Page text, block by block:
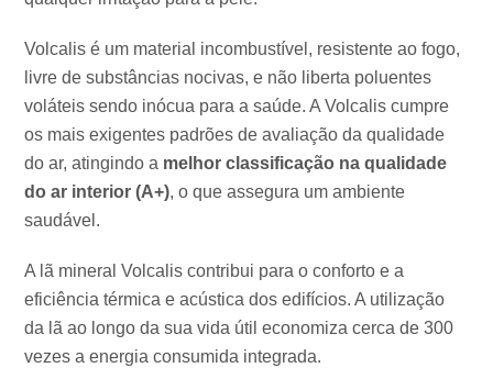
Volcalis é um material incombustível, resistente ao fogo,
livre de substâncias nocivas, e não liberta poluentes
voláteis sendo inócua para a saúde. A Volcalis cumpre
os mais exigentes padrões de avaliação da qualidade
do ar, atingindo a melhor classificação na qualidade
do ar interior (A+), o que assegura um ambiente
saudável.
A lã mineral Volcalis contribui para o conforto e a
eficiência térmica e acústica dos edifícios. A utilização
da lã ao longo da sua vida útil economiza cerca de 300
vezes a energia consumida integrada.